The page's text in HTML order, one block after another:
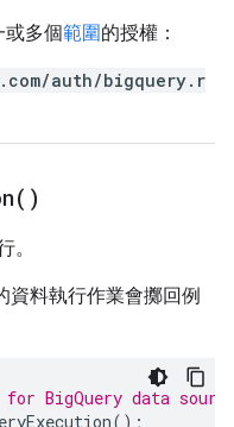
或多個範圍的授權：
auth/bigquery.r
)
。
資料執行作業會擲回例
BigQuery data
();